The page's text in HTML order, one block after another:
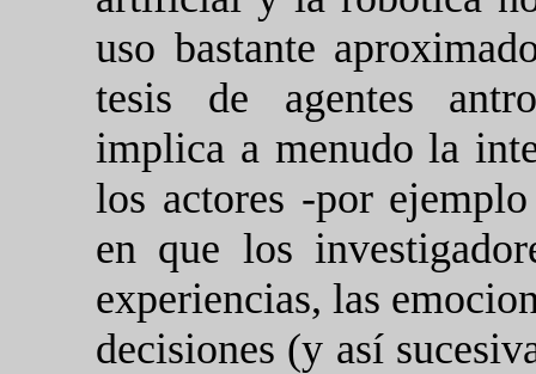
uso bastante
tesis de agentes
implica a menudo la
los actores -por
en que los
experiencias, las
decisiones (y así